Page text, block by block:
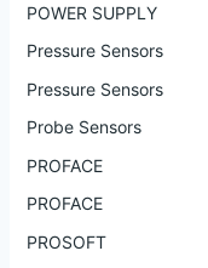
POWER SUPPLY
Pressure Sensors
Pressure Sensors
Probe Sensors
PROFACE
PROFACE
PROSOFT